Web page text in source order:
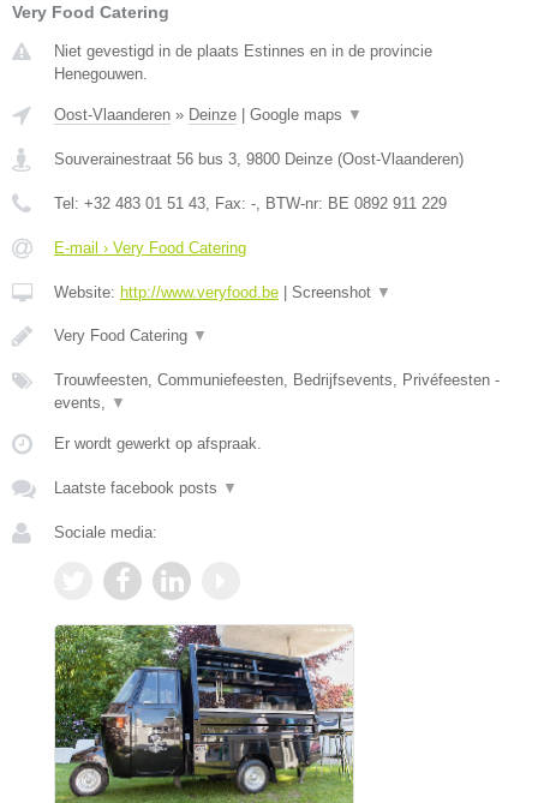
Very Food Catering
Niet gevestigd in de plaats Estinnes en in de provincie
Henegouwen.
Oost-Vlaanderen » Deinze | Google maps ▼
Souverainestraat 56 bus 3 9800 Deinze (Oost-Vlaanderen)
Tel: +32 483 01 51 43 , Fax: - , BTW-nr: BE 0892 911 229
E-mail › Very Food Catering
Website: http://www.veryfood.be | Screenshot ▼
Very Food Catering ▼
Trouwfeesten, Communiefeesten, Bedrijfsevents, Privéfeesten -
events,
▼
Er wordt gewerkt op afspraak.
Laatste facebook posts ▼
Sociale media: